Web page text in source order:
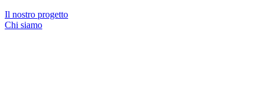
Il nostro progetto
Chi siamo